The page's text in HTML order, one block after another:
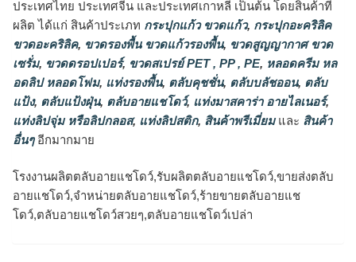
ประเทศไทย ประเทศจีน และประเทศเกาหลี เป็นต้น โดยสินค้าที่
ผลิต ได้แก่ สินค้าประเภท กระปุกแก้ว ขวดแก้ว, กระปุกอะคริลิค
ขวดอะคริลิค, ขวดรองพื้น ขวดแก้วรองพื้น, ขวดสูญญากาศ ขวด
เซรั่ม, ขวดดรอปเปอร์, ขวดสเปรย์ PET , PP , PE, หลอดครีม หล
อดลิป หลอดโฟม, แท่งรองพื้น, ตลับคุชชั่น, ตลับบลัชออน, ตลับ
แป้ง, ตลับแป้งฝุ่น, ตลับอายแชโดว์, แท่งมาสคาร่า อายไลเนอร์,
แท่งลิปจุ่ม หรือลิปกลอส, แท่งลิปสติก, สินค้าพรีเมี่ยมและ สินค้า
อื่นๆอีกมากมาย
โรงงานผลิตตลับอายแชโดว์,รับผลิตตลับอายแชโดว์,ขายส่งตลับ
อายแชโดว์,จำหน่ายตลับอายแชโดว์,ร้ายขายตลับอายแช
โดว์,ตลับอายแชโดว์สวยๆ,ตลับอายแชโดว์เปล่า